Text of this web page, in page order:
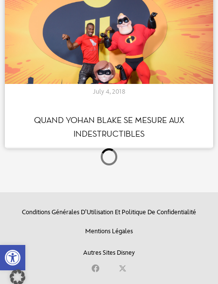
Open toolbar
July 4, 2018
QUAND YOHAN BLAKE SE MESURE AUX
INDESTRUCTIBLES
Conditions Générales D’Utilisation Et Politique De Confidentialité
Mentions Légales
Autres Sites Disney